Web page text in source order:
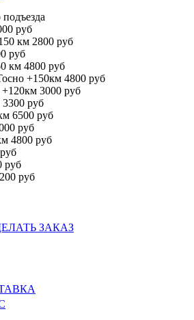
руб
км 2800 руб
руб
км 4800 руб
+150км 4800 руб
+120км 3000 руб
3300 руб
6500 руб
руб
4800 руб
руб
руб
ЗАКАЗ